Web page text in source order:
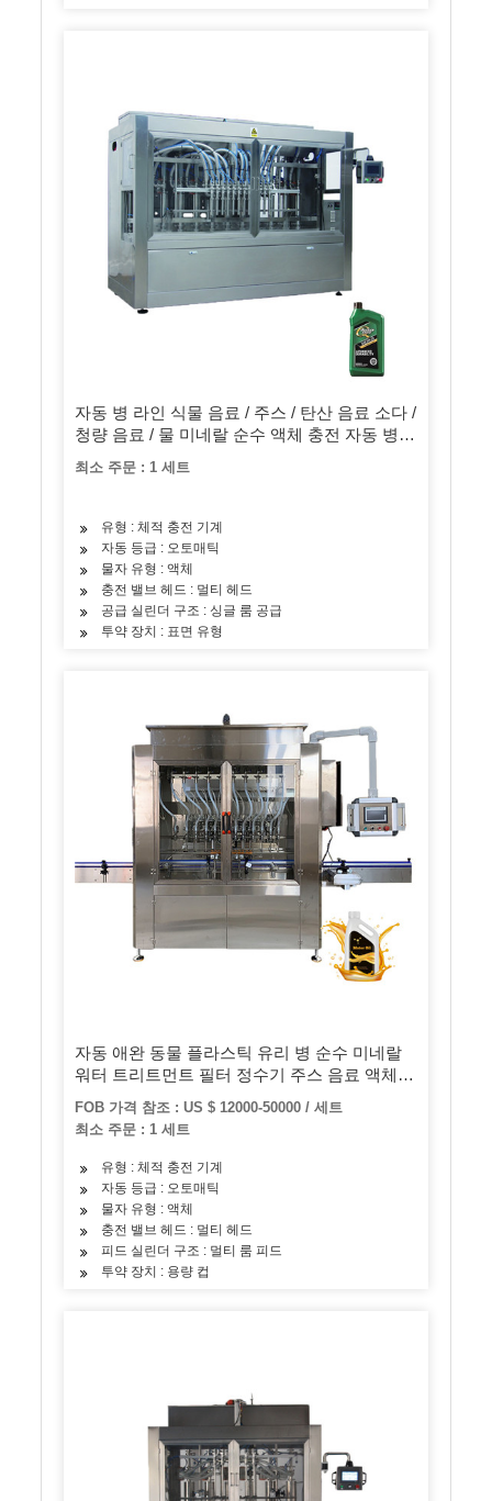
자동 병 라인 식물 음료 / 주스 / 탄산 음료 소다 /
청량 음료 / 물 미네랄 순수 액체 충전 자동 병입
기계
최소 주문 : 1 세트
유형 : 체적 충전 기계
자동 등급 : 오토매틱
물자 유형 : 액체
충전 밸브 헤드 : 멀티 헤드
공급 실린더 구조 : 싱글 룸 공급
투약 장치 : 표면 유형
자동 애완 동물 플라스틱 유리 병 순수 미네랄
워터 트리트먼트 필터 정수기 주스 음료 액체
필링 씰링 보틀링 라벨링 포장 포장기
FOB 가격 참조 : US $ 12000-50000 / 세트
최소 주문 : 1 세트
유형 : 체적 충전 기계
자동 등급 : 오토매틱
물자 유형 : 액체
충전 밸브 헤드 : 멀티 헤드
피드 실린더 구조 : 멀티 룸 피드
투약 장치 : 용량 컵